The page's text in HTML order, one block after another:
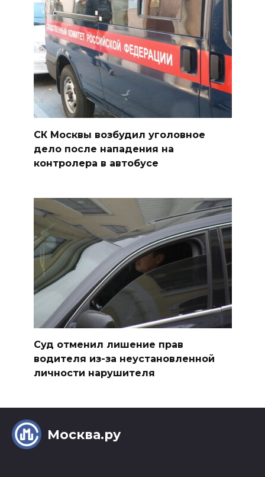
СК Москвы возбудил уголовное
дело после нападения на
контролера в автобусе
Суд отменил лишение прав
водителя из-за неустановленной
личности нарушителя
Москва.ру